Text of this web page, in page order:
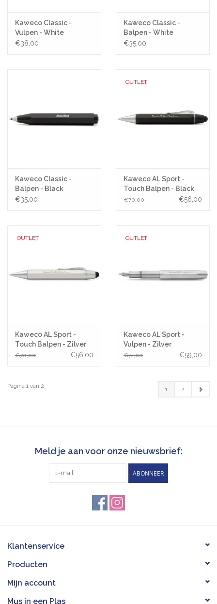
Kaweco Classic -
Vulpen - White
€38,00
Kaweco Classic -
Balpen - White
€35,00
Kaweco Classic -
Balpen - Black
€35,00
OUTLET
Kaweco AL Sport -
Touch Balpen - Black
€70,00 €56,00
OUTLET
Kaweco AL Sport -
Touch Balpen - Zilver
€70,00 €56,00
OUTLET
Kaweco AL Sport -
Vulpen - Zilver
€74,00 €59,00
Pagina 1 van 2 1 2
Meld je aan voor onze nieuwsbrief:
ABONNEER
Klantenservice
Producten
Mijn account
Mus in een Plas